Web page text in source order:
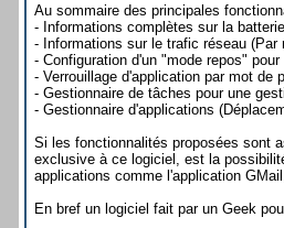
Au sommaire des principales
- Informations complètes sur la batterie
- Informations sur le trafic réseau
- Configuration d'un "mode repos"
- Verrouillage d'application par mot de
- Gestionnaire de tâches pour une
- Gestionnaire d'applications
Si les fonctionnalités proposées sont
exclusive à ce logiciel, est la
applications comme l'application
En bref un logiciel fait par un Geek